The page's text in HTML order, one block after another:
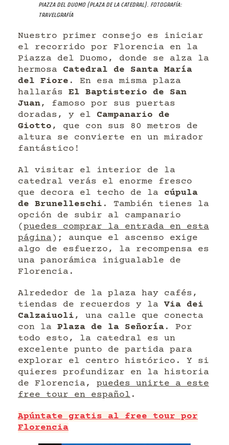
Piazza del Duomo (Plaza de la Catedral). Fotografía:
Travelgrafía
Nuestro primer consejo es iniciar
el recorrido por Florencia en la
Piazza del Duomo, donde se alza la
hermosa Catedral de Santa María
del Fiore . En esa misma plaza
hallarás El Baptisterio de San
Juan, famoso por sus puertas
doradas, y el Campanario de
Giotto , que con sus 80 metros de
altura se convierte en un mirador
fantástico!
Al visitar el interior de la
catedral verás el enorme fresco
que decora el techo de la cúpula
de Brunelleschi . También tienes la
opción de subir al campanario
(puedes comprar la entrada en esta
página); aunque el ascenso exige
algo de esfuerzo, la recompensa es
una panorámica inigualable de
Florencia.
Alrededor de la plaza hay cafés,
tiendas de recuerdos y la Via dei
Calzaiuoli , una calle que conecta
con la Plaza de la Señoría . Por
todo esto, la catedral es un
excelente punto de partida para
explorar el centro histórico. Y si
quieres profundizar en la historia
de Florencia, puedes unirte a este
free tour en español .
Apúntate gratis al free tour por
Florencia